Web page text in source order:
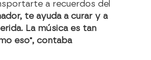
a recuerdos del
te ayuda a curar y a
La música es tan
eso", contaba